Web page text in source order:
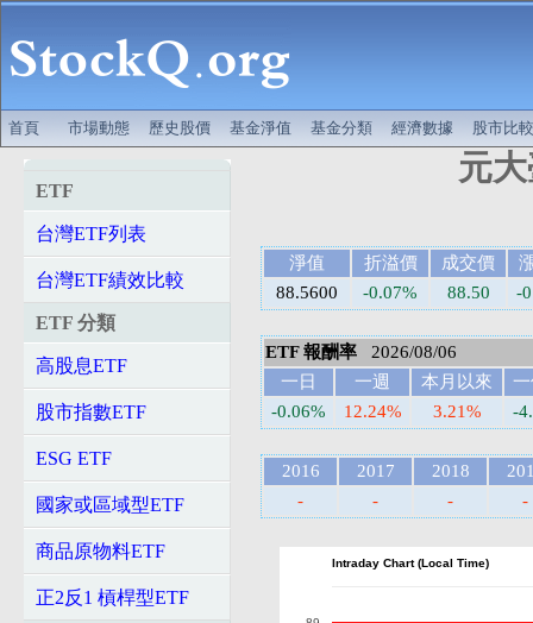
首頁 市場動態 歷史股價 基金淨值 基金分類 經濟數據 股市比較
ETF
台灣ETF列表
台灣ETF績效比較
ETF 分類
高股息ETF
股市指數ETF
ESG ETF
國家或區域型ETF
商品原物料ETF
正2反1 槓桿型ETF
元
淨值 折溢價 成交價
88.5600
-0.07% 88.50 -
ETF 報酬率 2026/08/06
一日
一週 本月以來
-0.06%
12.24% 3.21% -
2016 2017 2018
-
- - -
Intraday Chart (Local Time)